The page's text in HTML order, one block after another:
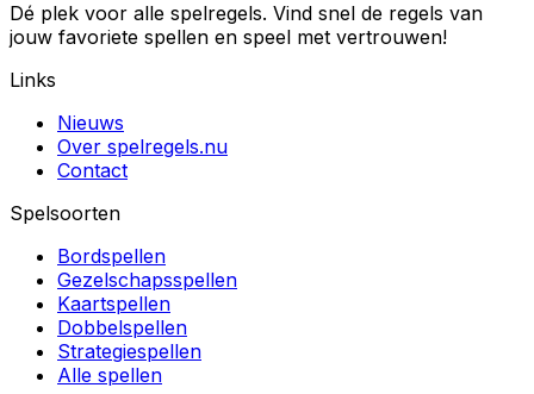
Dé plek voor alle spelregels. Vind snel de regels van
jouw favoriete spellen en speel met vertrouwen!
Links
Nieuws
Over spelregels.nu
Contact
Spelsoorten
Bordspellen
Gezelschapsspellen
Kaartspellen
Dobbelspellen
Strategiespellen
Alle spellen